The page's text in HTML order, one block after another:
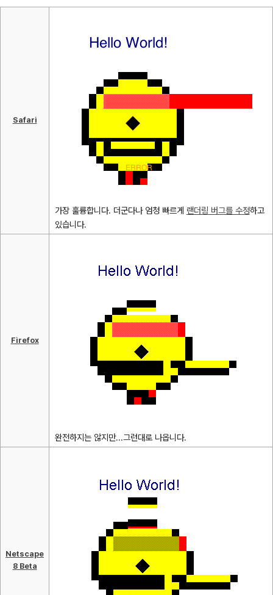
Safari
가장 훌륭합니다. 더군다나 엄청 빠르게 랜더링 버그를 수정하고
있습니다.
Firefox
완전하지는 않지만...그런대로 나옵니다.
Netscape
8 Beta